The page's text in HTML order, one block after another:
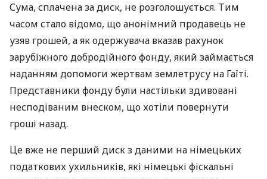
Сума, сплачена за диск, не розголошується. Тим
часом стало відомо, що анонімний продавець не
узяв грошей, а як одержувача вказав рахунок
зарубіжного добродійного фонду, який займається
наданням допомоги жертвам землетрусу на Гаїті.
Представники фонду були настільки здивовані
несподіваним внеском, що хотіли повернути
гроші назад.
Це вже не перший диск з даними на німецьких
податкових ухильників, які німецькі фіскальні